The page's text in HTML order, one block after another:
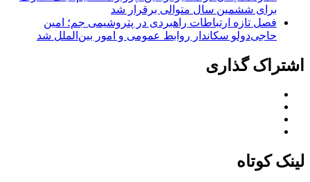
برای ششمین سال متوالی برقرار شد
فصل تازه ارتباطات راهبردی در پتروشیمی جم؛ امین
حاجی‌دولو سکاندار روابط عمومی و امور بین‌الملل شد
اشتراک گذاری
لینک کوتاه